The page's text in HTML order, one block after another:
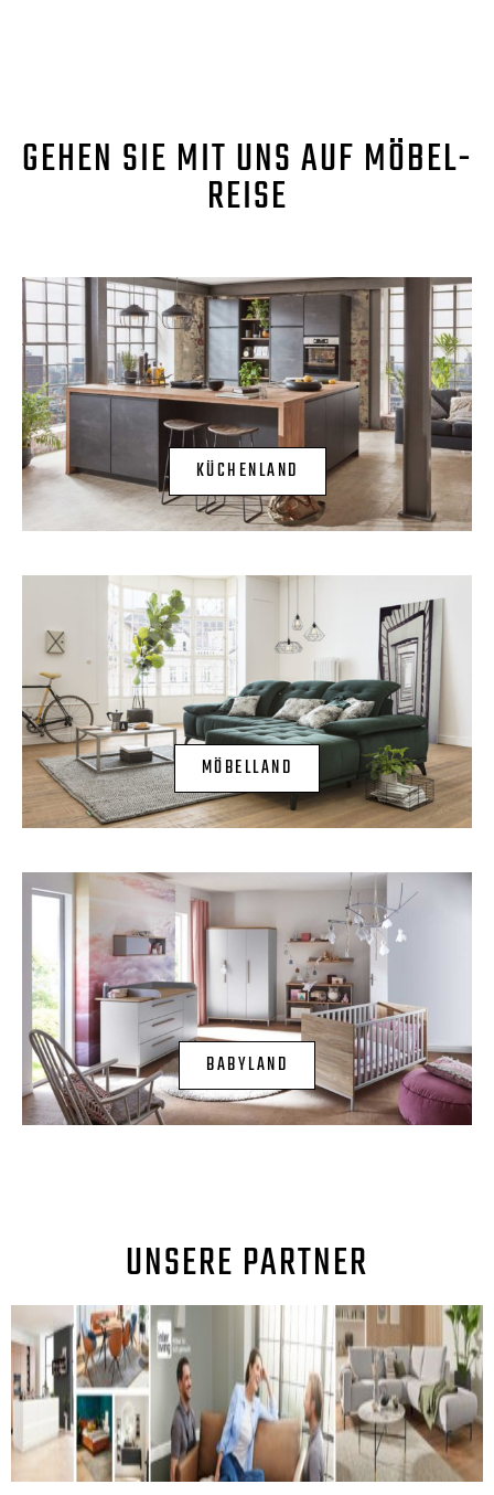
GEHEN SIE MIT UNS AUF MÖBEL-
REISE
KÜCHENLAND
MÖBELLAND
BABYLAND
UNSERE PARTNER